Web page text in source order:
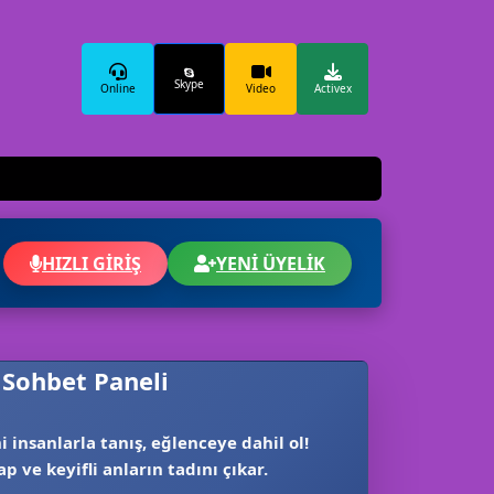
Online Skype Video Activex
HIZLI GİRİŞ YENİ ÜYELİK
Paneli
insanlarla tanış, eğlenceye dahil ol!
ve keyifli anların tadını çıkar.